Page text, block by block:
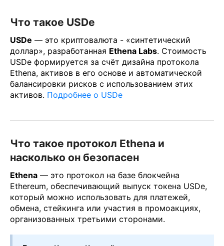
Что такое USDe
USDe — это криптовалюта - «синтетический
доллар», разработанная Ethena Labs. Стоимость
USDe формируется за счёт дизайна протокола
Ethena, активов в его основе и автоматической
балансировки рисков с использованием этих
активов. Подробнее о USDe
Что такое протокол Ethena и
насколько он безопасен
Ethena — это протокол на базе блокчейна
Ethereum, обеспечивающий выпуск токена USDe,
который можно использовать для платежей,
обмена, стейкинга или участия в промоакциях,
организованных третьими сторонами.